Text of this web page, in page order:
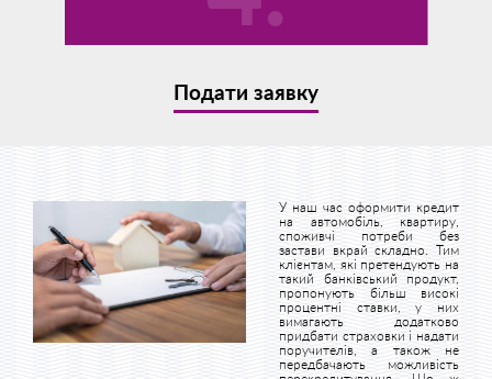
У наш час оформити кредит
на автомобіль, квартиру,
споживчі потреби без
застави вкрай складно. Тим
клієнтам, які претендують на
такий банківський продукт,
пропонують більш високі
процентні ставки, у них
вимагають додатково
придбати страховки і надати
поручителів, а також не
передбачають можливість
Подати заявку